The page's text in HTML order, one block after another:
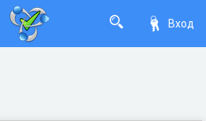
Вход